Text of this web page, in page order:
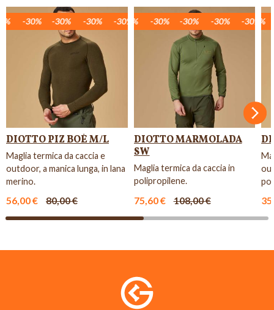
-30% -30% -30% -30% -30% -30% -30% -30% -
DIOTTO PIZ BOÈ M/L
Maglia termica da caccia e
outdoor, a manica lunga, in lana
merino.
56,00 € 80,00 €
-30% -30% -30% -30% -30% -30% -30% -30%
DIOTTO MARMOLADA
SW
Maglia termica da caccia in
polipropilene.
75,60 € 108,00 €
-30% -30% -30% -30% -30% -30% -30% -30%
-30% -30% -30% -30% -30%